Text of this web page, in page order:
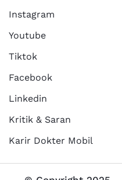
Instagram
Youtube
Tiktok
Facebook
Linkedin
Kritik & Saran
Karir Dokter Mobil